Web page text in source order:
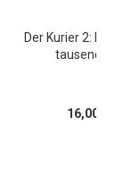
Der Kurier 2: Die
tausend
16,00